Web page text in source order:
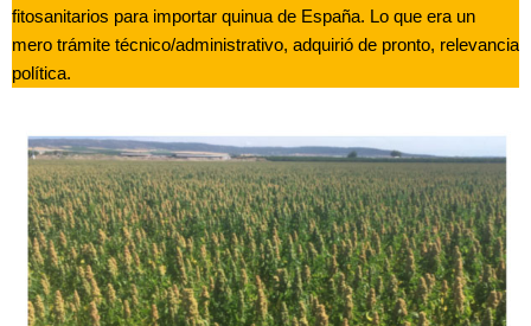
fitosanitarios para importar quinua de España. Lo que era un
mero trámite técnico/administrativo, adquirió de pronto, relevancia
política.